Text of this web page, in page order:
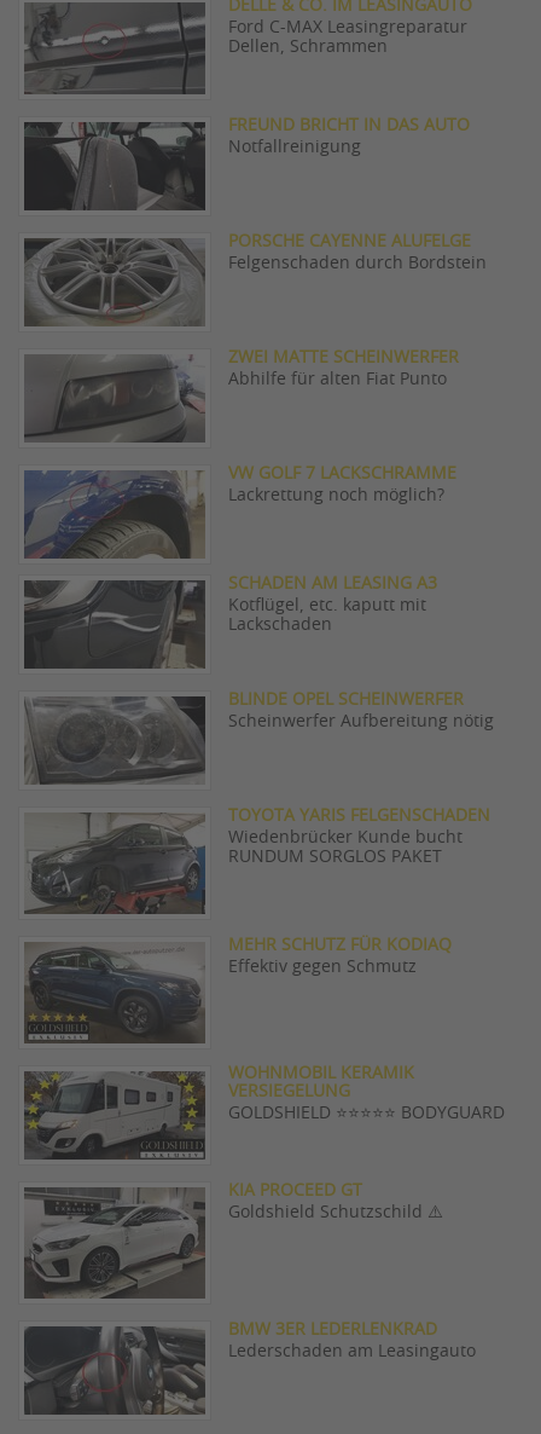
DELLE & CO. IM LEASINGAUTO
Ford C-MAX Leasingreparatur
Dellen, Schrammen
FREUND BRICHT IN DAS AUTO
Notfallreinigung
PORSCHE CAYENNE ALUFELGE
Felgenschaden durch Bordstein
ZWEI MATTE SCHEINWERFER
Abhilfe für alten Fiat Punto
VW GOLF 7 LACKSCHRAMME
Lackrettung noch möglich?
SCHADEN AM LEASING A3
Kotflügel, etc. kaputt mit
Lackschaden
BLINDE OPEL SCHEINWERFER
Scheinwerfer Aufbereitung nötig
TOYOTA YARIS FELGENSCHADEN
Wiedenbrücker Kunde bucht
RUNDUM SORGLOS PAKET
MEHR SCHUTZ FÜR KODIAQ
Effektiv gegen Schmutz
WOHNMOBIL KERAMIK
VERSIEGELUNG
GOLDSHIELD ⭐️⭐️⭐️⭐️⭐️ BODYGUARD
KIA PROCEED GT
Goldshield Schutzschild ⚠️
BMW 3ER LEDERLENKRAD
Lederschaden am Leasingauto